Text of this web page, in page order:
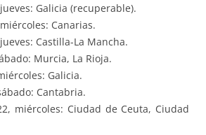
Galicia (recuperable).
Canarias.
Castilla-La Mancha.
Murcia, La Rioja.
Galicia.
Cantabria.
miércoles: Ciudad de Ceuta, Ciudad